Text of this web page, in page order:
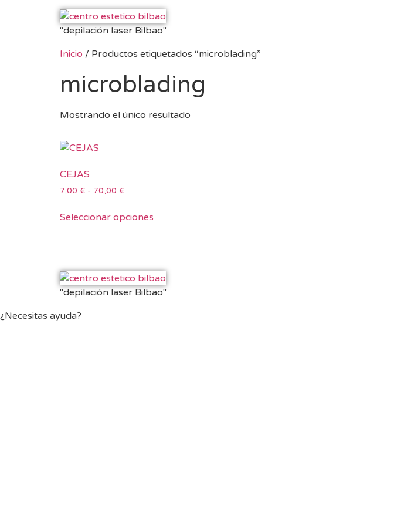
"depilación laser Bilbao"
Inicio / Productos etiquetados “microblading”
microblading
Mostrando el único resultado
CEJAS
7,00 € - 70,00 €
Seleccionar opciones
"depilación laser Bilbao"
¿Necesitas ayuda?